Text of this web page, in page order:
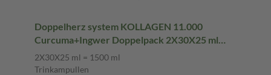
Doppelherz system KOLLAGEN 11.000
Curcuma+Ingwer Doppelpack 2X30X25 ml
Trinkampullen
2X30X25 ml = 1500 ml
Trinkampullen